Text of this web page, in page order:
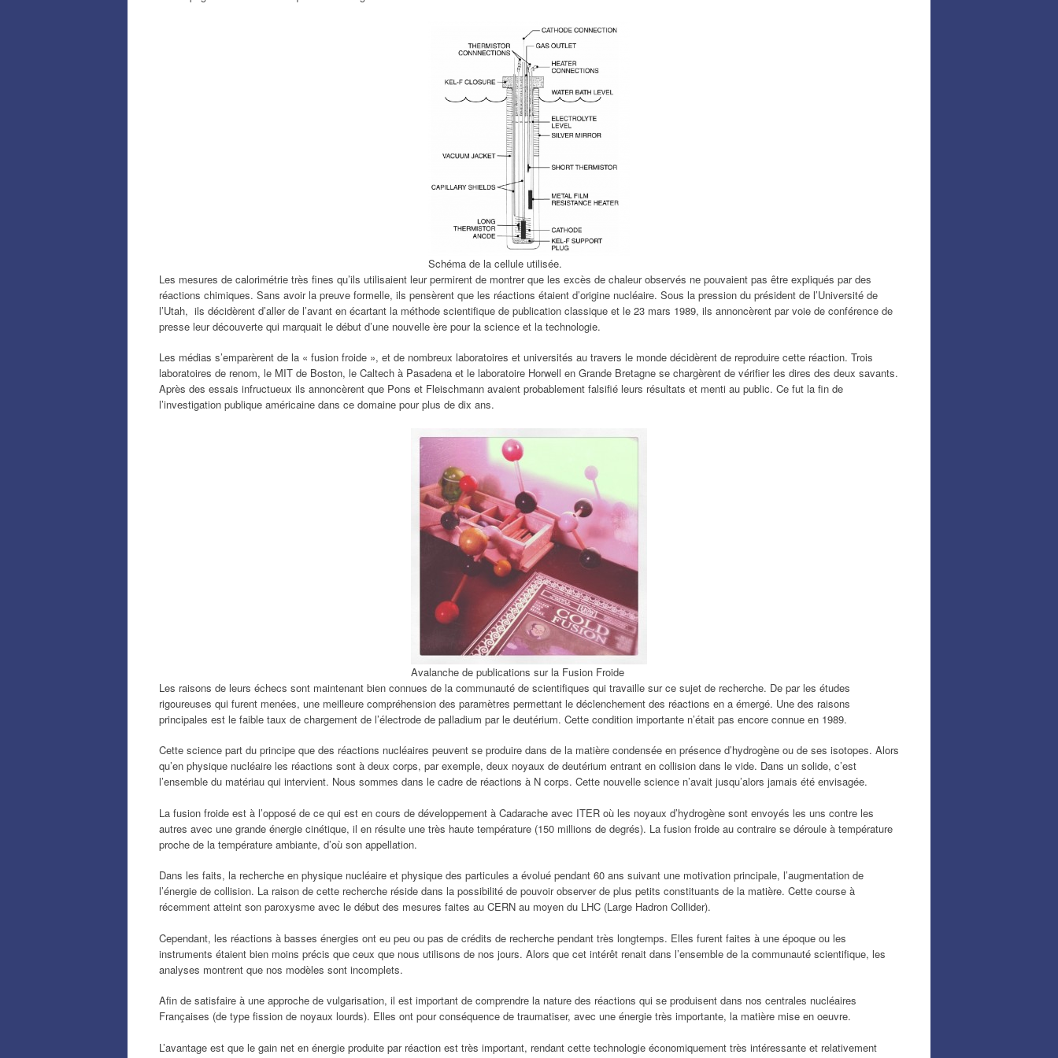
Schéma de la cellule utilisée.
Les mesures de calorimétrie très fines qu’ils utilisaient leur permirent de montrer que les excès de chaleur observés ne pouvaient pas être expliqués par des
réactions chimiques. Sans avoir la preuve formelle, ils pensèrent que les réactions étaient d’origine nucléaire. Sous la pression du président de l’Université de
l’Utah, ils décidèrent d’aller de l’avant en écartant la méthode scientifique de publication classique et le 23 mars 1989, ils annoncèrent par voie de conférence de
presse leur découverte qui marquait le début d’une nouvelle ère pour la science et la technologie.
Les médias s’emparèrent de la « fusion froide », et de nombreux laboratoires et universités au travers le monde décidèrent de reproduire cette réaction. Trois
laboratoires de renom, le MIT de Boston, le Caltech à Pasadena et le laboratoire Horwell en Grande Bretagne se chargèrent de vérifier les dires des deux savants.
Après des essais infructueux ils annoncèrent que Pons et Fleischmann avaient probablement falsifié leurs résultats et menti au public. Ce fut la fin de
l’investigation publique américaine dans ce domaine pour plus de dix ans.
Avalanche de publications sur la Fusion Froide
Les raisons de leurs échecs sont maintenant bien connues de la communauté de scientifiques qui travaille sur ce sujet de recherche. De par les études
rigoureuses qui furent menées, une meilleure compréhension des paramètres permettant le déclenchement des réactions en a émergé. Une des raisons
principales est le faible taux de chargement de l’électrode de palladium par le deutérium. Cette condition importante n’était pas encore connue en 1989.
Cette science part du principe que des réactions nucléaires peuvent se produire dans de la matière condensée en présence d’hydrogène ou de ses isotopes. Alors
qu’en physique nucléaire les réactions sont à deux corps, par exemple, deux noyaux de deutérium entrant en collision dans le vide. Dans un solide, c’est
l’ensemble du matériau qui intervient. Nous sommes dans le cadre de réactions à N corps. Cette nouvelle science n’avait jusqu’alors jamais été envisagée.
La fusion froide est à l’opposé de ce qui est en cours de développement à Cadarache avec ITER où les noyaux d’hydrogène sont envoyés les uns contre les
autres avec une grande énergie cinétique, il en résulte une très haute température (150 millions de degrés). La fusion froide au contraire se déroule à température
proche de la température ambiante, d’où son appellation.
Dans les faits, la recherche en physique nucléaire et physique des particules a évolué pendant 60 ans suivant une motivation principale, l’augmentation de
l’énergie de collision. La raison de cette recherche réside dans la possibilité de pouvoir observer de plus petits constituants de la matière. Cette course à
récemment atteint son paroxysme avec le début des mesures faites au CERN au moyen du LHC (Large Hadron Collider).
Cependant, les réactions à basses énergies ont eu peu ou pas de crédits de recherche pendant très longtemps. Elles furent faites à une époque ou les
instruments étaient bien moins précis que ceux que nous utilisons de nos jours. Alors que cet intérêt renait dans l’ensemble de la communauté scientifique, les
analyses montrent que nos modèles sont incomplets.
Afin de satisfaire à une approche de vulgarisation, il est important de comprendre la nature des réactions qui se produisent dans nos centrales nucléaires
Françaises (de type fission de noyaux lourds). Elles ont pour conséquence de traumatiser, avec une énergie très importante, la matière mise en oeuvre.
L’avantage est que le gain net en énergie produite par réaction est très important, rendant cette technologie économiquement très intéressante et relativement